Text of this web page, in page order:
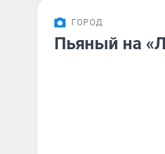
ГОРОД
Пьяный на